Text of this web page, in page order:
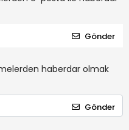
Gönder
haberdar olmak
Gönder